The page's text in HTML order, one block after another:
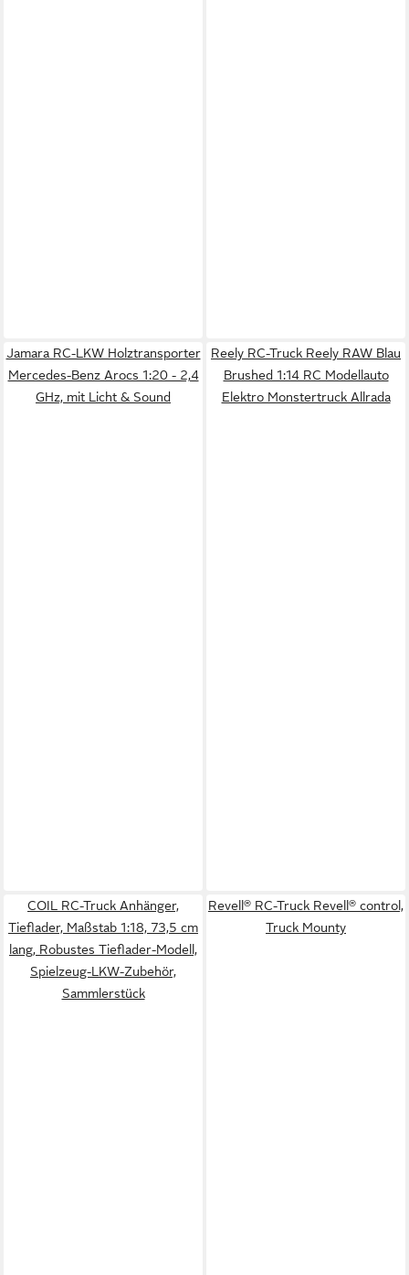
Jamara RC-LKW Holztransporter
Mercedes-Benz Arocs 1:20 - 2,4
GHz, mit Licht & Sound
Reely RC-Truck Reely RAW Blau
Brushed 1:14 RC Modellauto
Elektro Monstertruck Allrada
COIL RC-Truck Anhänger,
Tieflader, Maßstab 1:18, 73,5 cm
lang, Robustes Tieflader-Modell,
Spielzeug-LKW-Zubehör,
Sammlerstück
Revell® RC-Truck Revell® control,
Truck Mounty